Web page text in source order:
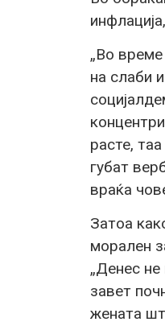
„Во
на слаби
расте,
губат
враќа
Затоа
морален
„Денес не
завет
жената